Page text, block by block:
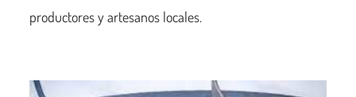
productores y artesanos locales.